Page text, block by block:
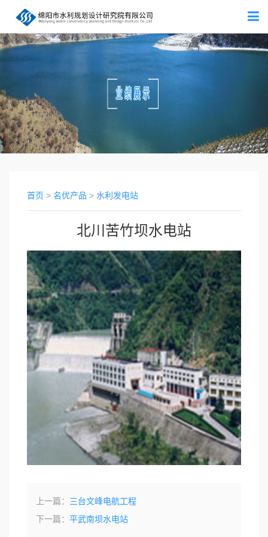
首页 > 名优产品 > 水利发电站
北川苦竹坝水电站
上一篇： 三台文峰电航工程
下一篇： 平武南坝水电站